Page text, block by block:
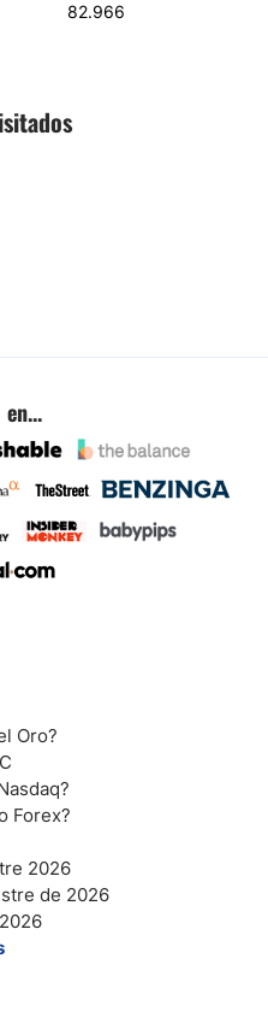
82.966
Oro?
Forex?
2026
de 2026